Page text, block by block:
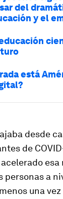
del
y el
está
desde
de
esa
personas a
una vez